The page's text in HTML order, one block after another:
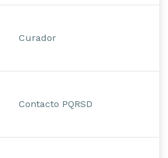
Curador
Contacto PQRSD